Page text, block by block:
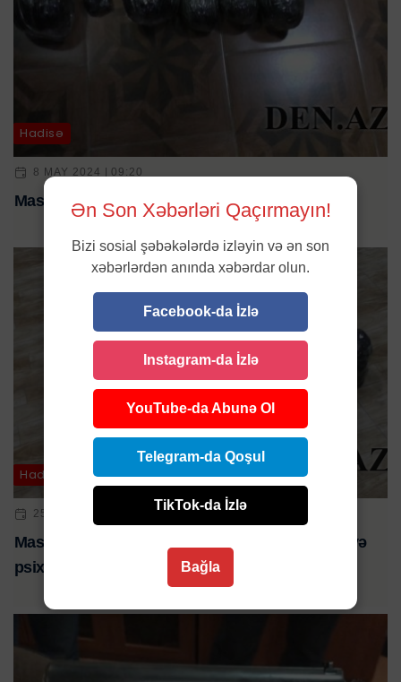
Hadisə
8 MAY 2024 | 09:20
Masallıda narkotik satanlar tutuldu - FOTO
Hadisə
25 YAN 2024 | 08:53
Masallı sakinlərində 11 kiloqram narkotik vasitə və
psixotrop maddə aşkarlanıb
Ən Son Xəbərləri Qaçırmayın!
Bizi sosial şəbəkələrdə izləyin və ən son
xəbərlərdən anında xəbərdar olun.
Facebook-da İzlə
Instagram-da İzlə
YouTube-da Abunə Ol
Telegram-da Qoşul
TikTok-da İzlə
Bağla